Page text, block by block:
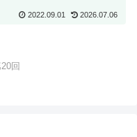
2022.09.01 2026.07.06
回